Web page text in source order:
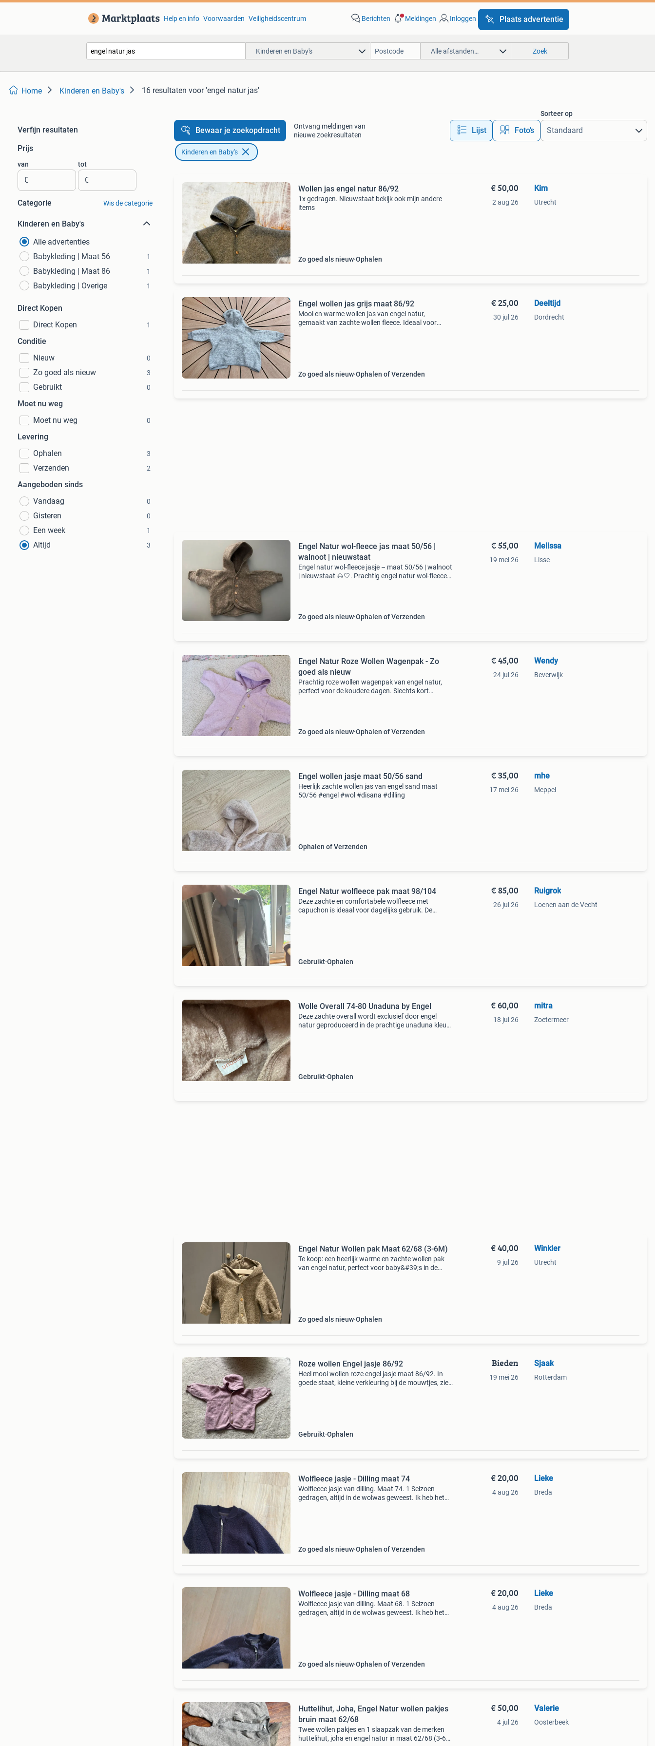
Help en info Voorwaarden Veiligheidscentrum Berichten Meldingen Inloggen Plaats advertentie
Kinderen en Baby's Alle afstanden… Zoek
Home Kinderen en Baby's 16 resultaten voor 'engel natur jas'
Verfijn resultaten
Prijs
van
€
tot
€
Categorie Wis de categorie
Kinderen en Baby's
Alle advertenties
Babykleding | Maat 56
1
Babykleding | Maat 86 1
Babykleding | Overige 1
Direct Kopen
Direct Kopen
1
Conditie
Nieuw
0
Zo goed als nieuw 3
Gebruikt 0
Moet nu weg
Moet nu weg
0
Levering
Ophalen
3
Verzenden 2
Aangeboden sinds
Vandaag
0
Gisteren 0
Een week 1
Altijd 3
Bewaar je zoekopdracht
Ontvang meldingen van
nieuwe zoekresultaten
Lijst Foto’s
Sorteer op
Kinderen en Baby's
Wollen jas engel natur 86/92
1x gedragen. Nieuwstaat bekijk ook mijn andere
items
Zo goed als nieuw Ophalen
€ 50,00
2 aug 26
Kim
Utrecht
Engel wollen jas grijs maat 86/92
Mooi en warme wollen jas van engel natur,
gemaakt van zachte wollen fleece. Ideaal voor
Zo goed als nieuw Ophalen of Verzenden
€ 25,00
30 jul 26
Deeltijd
Dordrecht
Engel Natur wol-fleece jas maat 50/56 |
walnoot | nieuwstaat
Engel natur wol-fleece jasje – maat 50/56 | walnoot
| nieuwstaat 🌰🤍. Prachtig engel natur wol-fleece
Zo goed als nieuw Ophalen of Verzenden
€ 55,00
19 mei 26
Melissa
Lisse
Engel Natur Roze Wollen Wagenpak - Zo
goed als nieuw
Prachtig roze wollen wagenpak van engel natur,
perfect voor de koudere dagen. Slechts kort
Zo goed als nieuw Ophalen of Verzenden
€ 45,00
24 jul 26
Wendy
Beverwijk
Engel wollen jasje maat 50/56 sand
Heerlijk zachte wollen jas van engel sand maat
50/56 #engel #wol #disana #dilling
Ophalen of Verzenden
€ 35,00
17 mei 26
mhe
Meppel
Engel Natur wolfleece pak maat 98/104
Deze zachte en comfortabele wolfleece met
capuchon is ideaal voor dagelijks gebruik. De
Gebruikt Ophalen
€ 85,00
26 jul 26
Ruigrok
Loenen aan de Vecht
Wolle Overall 74-80 Unaduna by Engel
Deze zachte overall wordt exclusief door engel
natur geproduceerd in de prachtige unaduna kleur
Gebruikt Ophalen
€ 60,00
18 jul 26
mitra
Zoetermeer
Engel Natur Wollen pak Maat 62/68 (3-6M)
Te koop: een heerlijk warme en zachte wollen pak
van engel natur, perfect voor baby&#39;s in de
Zo goed als nieuw Ophalen
€ 40,00
9 jul 26
Winkler
Utrecht
Roze wollen Engel jasje 86/92
Heel mooi wollen roze engel jasje maat 86/92. In
goede staat, kleine verkleuring bij de mouwtjes, zie
Gebruikt Ophalen
Bieden
19 mei 26
Sjaak
Rotterdam
Wolfleece jasje - Dilling maat 74
Wolfleece jasje van dilling. Maat 74. 1 Seizoen
gedragen, altijd in de wolwas geweest. Ik heb het
Zo goed als nieuw Ophalen of Verzenden
€ 20,00
4 aug 26
Lieke
Breda
Wolfleece jasje - Dilling maat 68
Wolfleece jasje van dilling. Maat 68. 1 Seizoen
gedragen, altijd in de wolwas geweest. Ik heb het
Zo goed als nieuw Ophalen of Verzenden
€ 20,00
4 aug 26
Lieke
Breda
Huttelihut, Joha, Engel Natur wollen pakjes
bruin maat 62/68
Twee wollen pakjes en 1 slaapzak van de merken
huttelihut, joha en engel natur in maat 62/68 (3-6
€ 50,00
4 jul 26
Valerie
Oosterbeek